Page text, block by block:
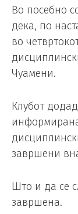
Во посебно
дека, по
во
Чуамени.
Клубот
завршени
Што и да се
завршена.